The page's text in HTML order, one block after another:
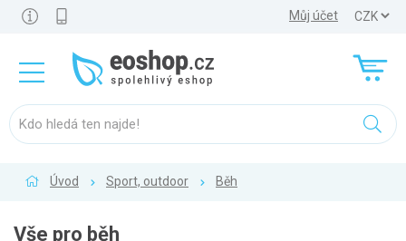
Můj účet
Úvod Sport, outdoor Běh
Vše pro běh